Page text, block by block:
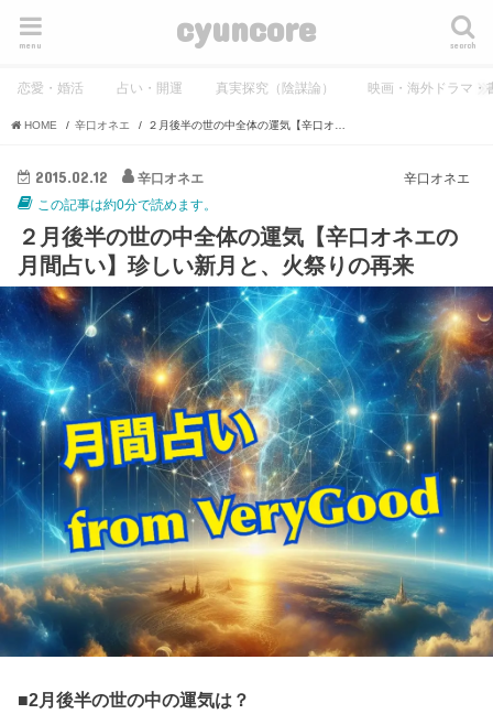
cyuncore search
menu
恋愛・婚活 占い・開運 真実探究（陰謀論） 映画・海外ドラマ・
HOME 辛口オネエ
辛口オネエ
2015.02.12
辛口オネエ
この記事は約0分で読めます。
２月後半の世の中全体の運気【辛口オネエの
月間占い】珍しい新月と、火祭りの再来
■2月後半の世の中の運気は？